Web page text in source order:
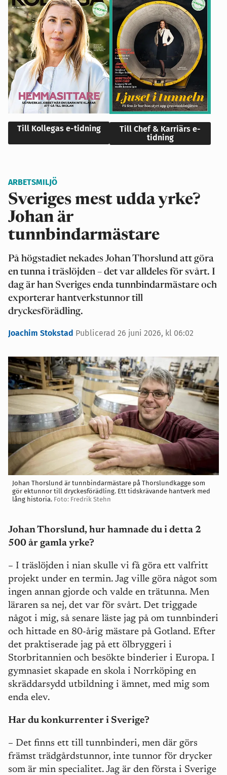
Till Kollegas e-tidning
Till Chef & Karriärs e-
tidning
ARBETSMILJÖ
Sveriges mest udda yrke?
Johan är
tunnbindarmästare
På högstadiet nekades Johan Thorslund att göra
en tunna i träslöjden – det var alldeles för svårt. I
dag är han Sveriges enda tunnbindarmästare och
exporterar hantverkstunnor till
dryckesförädling.
Joachim Stokstad Publicerad 26 juni 2026, kl 06:02
Johan Thorslund är tunnbindarmästare på Thorslundkagge som
gör ektunnor till dryckesförädling. Ett tidskrävande hantverk med
lång historia. Foto: Fredrik Stehn
Johan Thorslund, hur hamnade du i detta 2
500 år gamla yrke?
– I träslöjden i nian skulle vi få göra ett valfritt
projekt under en termin. Jag ville göra något som
ingen annan gjorde och valde en trätunna. Men
läraren sa nej, det var för svårt. Det triggade
något i mig, så senare läste jag på om tunnbinderi
och hittade en 80-årig mästare på Gotland. Efter
det praktiserade jag på ett ölbryggeri i
Storbritannien och besökte binderier i Europa. I
gymnasiet skapade en skola i Norrköping en
skräddarsydd utbildning i ämnet, med mig som
enda elev.
Har du konkurrenter i Sverige?
– Det finns ett till tunnbinderi, men där görs
främst trädgårdstunnor, inte tunnor för drycker
som är min specialitet. Jag är den första i Sverige